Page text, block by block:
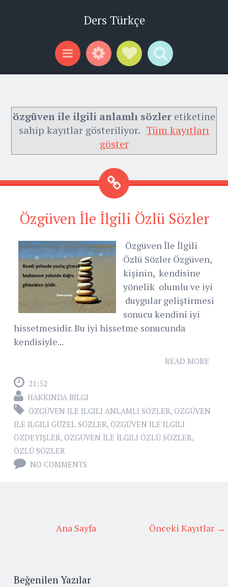
Ders Türkçe
Menu WidgetsSocial Links
Search
özgüven ile ilgili anlamlı sözler etiketine
sahip kayıtlar gösteriliyor. Tüm kayıtları
göster
Özgüven İle İlgili Özlü Sözler
Özgüven İle İlgili
Özlü Sözler Özgüven,
kişinin, kendisine
yönelik olumlu ve iyi
duygular geliştirmesi
sonucu kendini iyi
hissetmesidir. Bu iyi hissetme sonucunda
kendisiyle...
READ MORE
21:52
HAKKINDA BILGI
ÖZGÜVEN ILE ILGILI ANLAMLI SÖZLER, ÖZGÜVEN
ILE ILGILI GÜZEL SÖZLER, ÖZGÜVEN ILE ILGILI
ÖZDEYIŞLER, ÖZGÜVEN İLE İLGILI ÖZLÜ SÖZLER,
ÖZLÜ SÖZLER
NO COMMENTS
Önceki Kayıtlar →
Ana Sayfa
Beğenilen Yazılar